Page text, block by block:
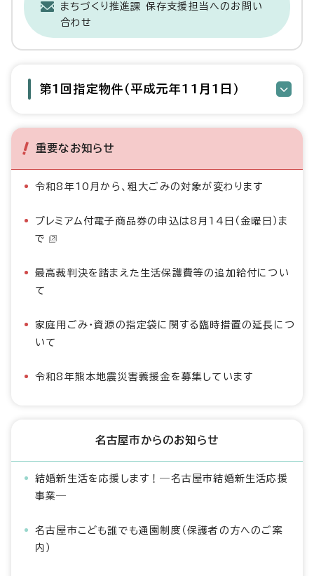
まちづくり推進課 保存支援担当へのお問い
合わせ
第1回指定物件（平成元年11月1日）
重要なお知らせ
令和8年10月から、粗大ごみの対象が変わります
プレミアム付電子商品券の申込は8月14日（金曜日）ま
で
最高裁判決を踏まえた生活保護費等の追加給付につい
て
家庭用ごみ・資源の指定袋に関する臨時措置の延長につ
いて
令和8年熊本地震災害義援金を募集しています
名古屋市からのお知らせ
結婚新生活を応援します！―名古屋市結婚新生活応援
事業―
名古屋市こども誰でも通園制度（保護者の方へのご案
内）